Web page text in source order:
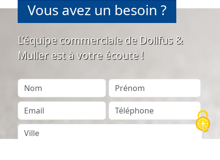
Vous avez un besoin ?
L’équipe commerciale de Dollfus &
Muller est à votre écoute !
Nom
Prénom
Email
Téléphone
Ville